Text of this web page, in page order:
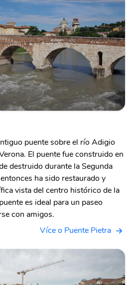
puente sobre el río Adigio
El puente fue construido en
destruido durante la Segunda
ha sido restaurado y
vista del centro histórico de la
es ideal para un paseo
con amigos.
Více o Puente Pietra